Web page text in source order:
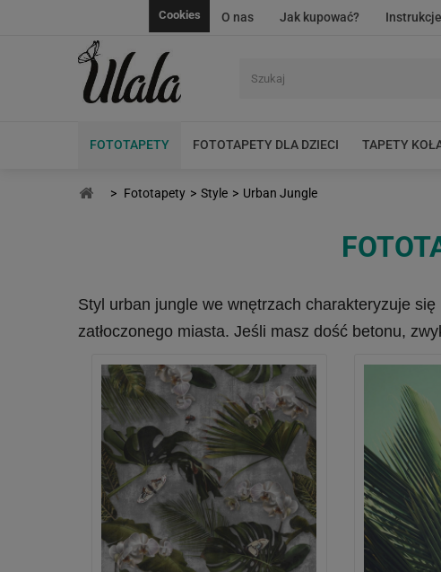
O nas Jak kupować? Instrukcje
Cookies
FOTOTAPETY FOTOTAPETY DLA DZIECI TAPETY
> Fototapety > Style > Urban Jungle
Styl urban jungle we wnętrzach charakteryzuje
zatłoczonego miasta. Jeśli masz dość betonu,